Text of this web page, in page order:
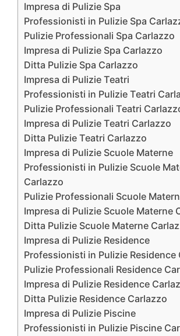
Impresa di Pulizie Spa
Professionisti in Pulizie Spa
Pulizie Professionali Spa Carlazzo
Impresa di Pulizie Spa Carlazzo
Ditta Pulizie Spa Carlazzo
Impresa di Pulizie Teatri
Professionisti in Pulizie Teatri
Pulizie Professionali Teatri
Impresa di Pulizie Teatri Carlazzo
Ditta Pulizie Teatri Carlazzo
Impresa di Pulizie Scuole Materne
Professionisti in Pulizie Scuole
Carlazzo
Pulizie Professionali Scuole
Impresa di Pulizie Scuole Materne
Ditta Pulizie Scuole Materne
Impresa di Pulizie Residence
Professionisti in Pulizie Residence
Pulizie Professionali Residence
Impresa di Pulizie Residence
Ditta Pulizie Residence Carlazzo
Impresa di Pulizie Piscine
Professionisti in Pulizie Piscine